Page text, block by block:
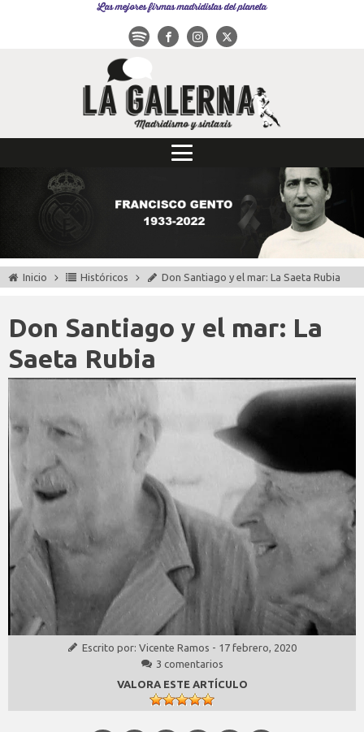
Las mejores firmas madridistas del planeta
Inicio Históricos Don Santiago y el mar: La Saeta Rubia
Don Santiago y el mar: La
Saeta Rubia
Escrito por: Vicente Ramos - 17 febrero, 2020
3 comentarios
VALORA ESTE ARTÍCULO